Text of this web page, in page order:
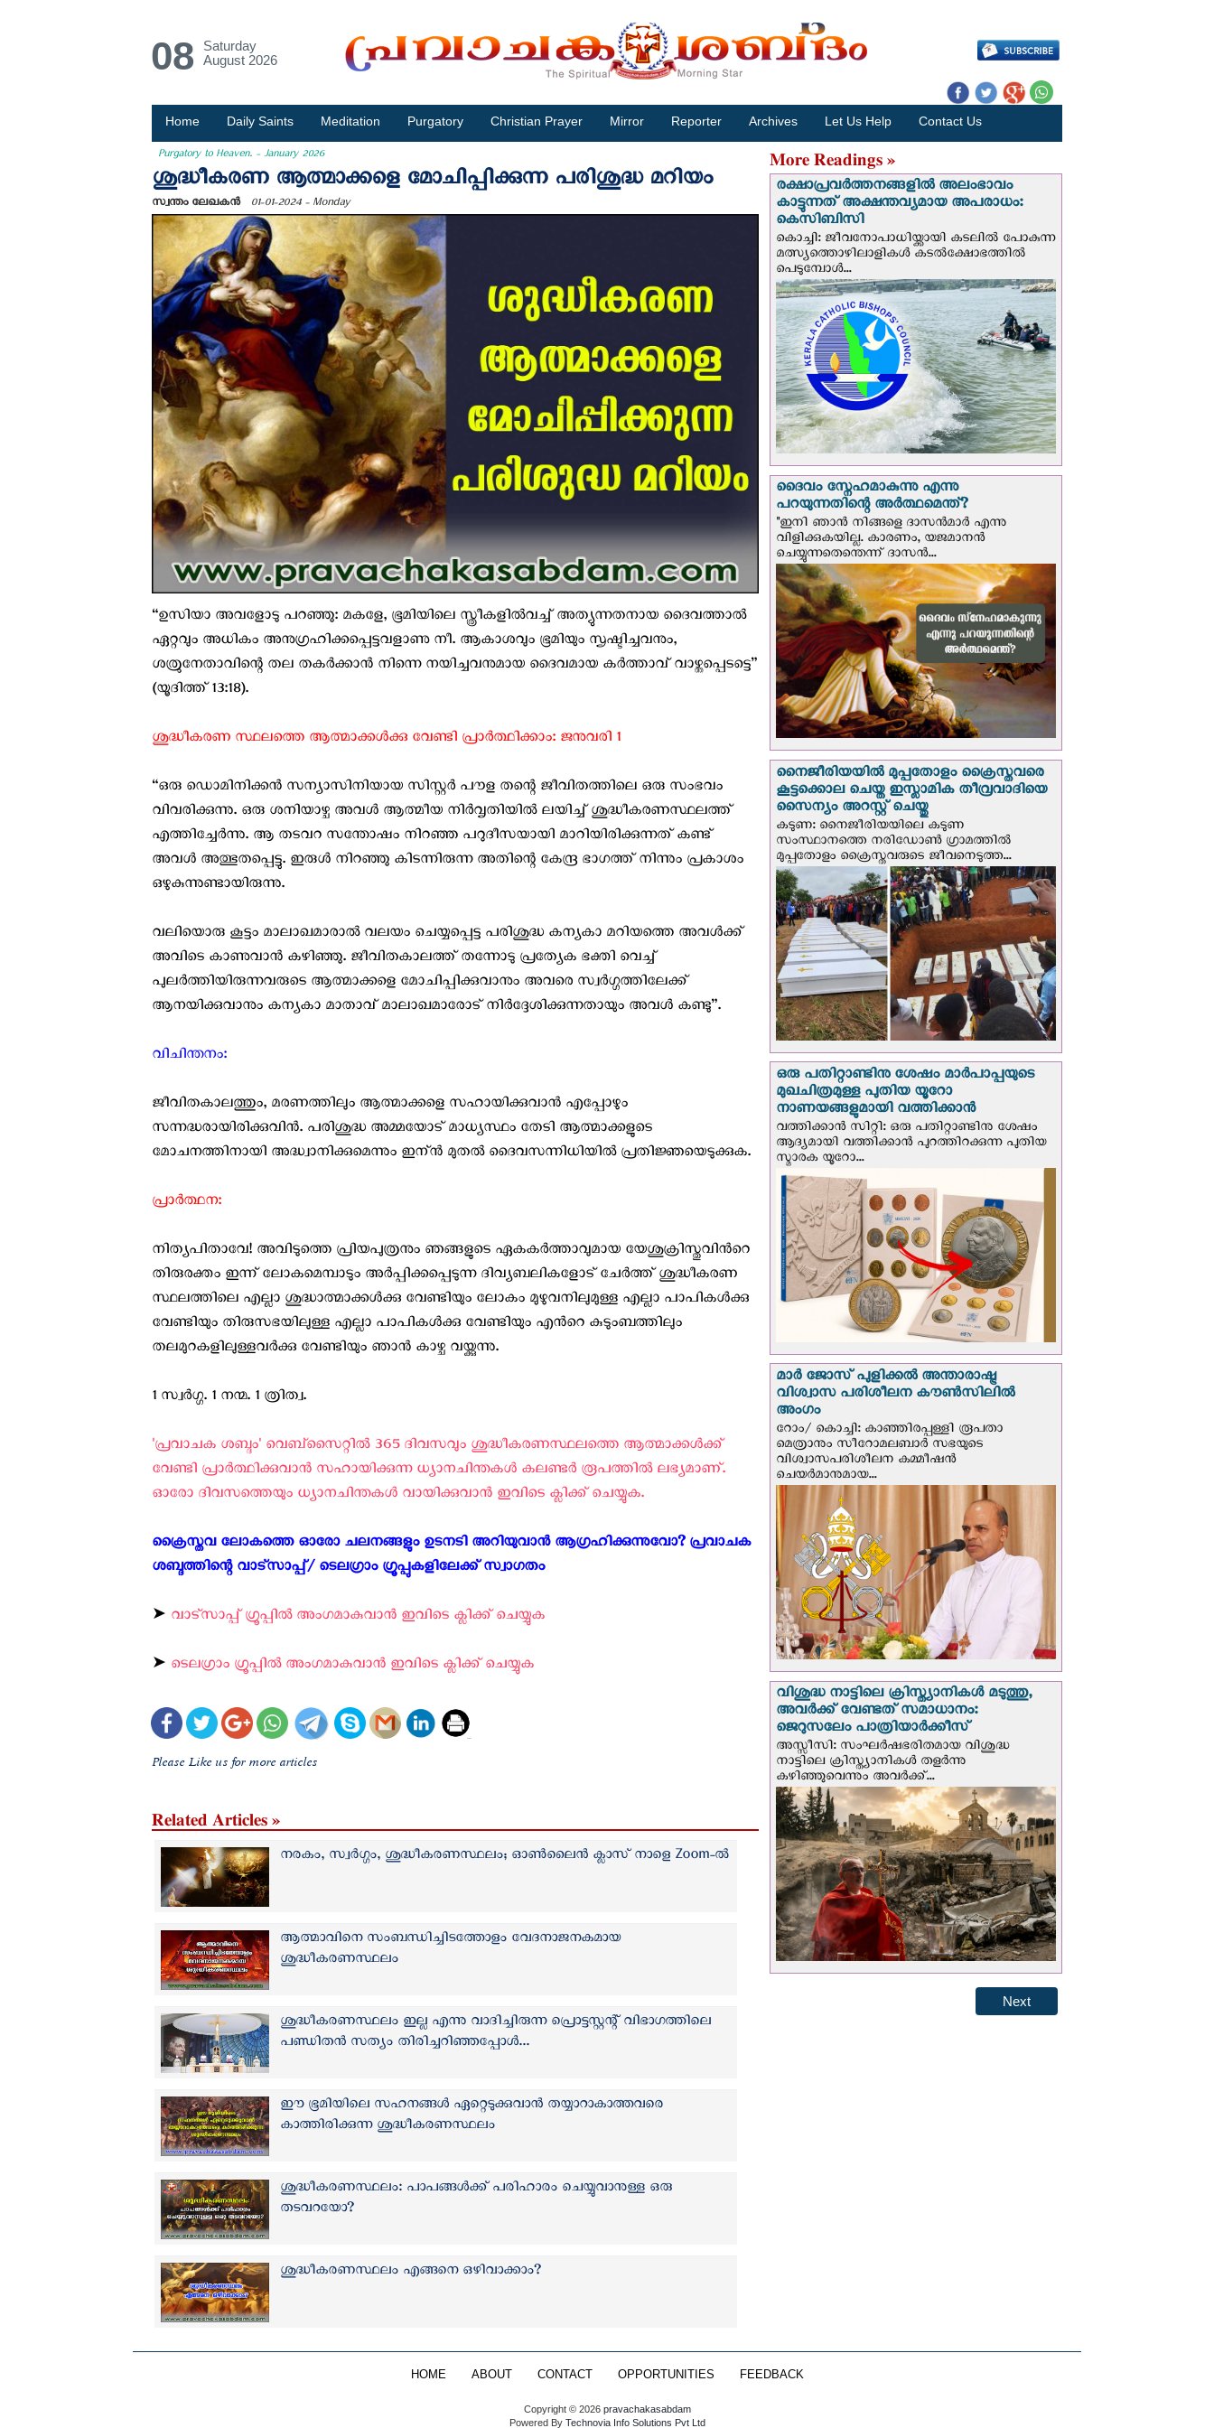
08
Saturday
August 2026
Home Daily Saints Meditation Purgatory Christian Prayer Mirror Reporter Archives Let Us Help Contact Us
Purgatory to Heaven. - January 2026
ശുദ്ധീകരണ ആത്മാക്കളെ മോചിപ്പിക്കുന്ന പരിശുദ്ധ മറിയം
സ്വന്തം ലേഖകന്‍ 01-01-2024 - Monday
“ഉസിയാ അവളോടു പറഞ്ഞു: മകളേ, ഭൂമിയിലെ സ്ത്രീകളില്‍വച്ച് അത്യുന്നതനായ ദൈവത്താല്‍
ഏറ്റവും അധികം അനുഗ്രഹിക്കപ്പെട്ടവളാണു നീ. ആകാശവും ഭൂമിയും സൃഷ്ടിച്ചവനും,
ശത്രുനേതാവിന്റെ തല തകര്‍ക്കാന്‍ നിന്നെ നയിച്ചവനുമായ ദൈവമായ കര്‍ത്താവ് വാഴ്ത്തപ്പെടട്ടെ”
(യൂദിത്ത് 13:18).
ശുദ്ധീകരണ സ്ഥലത്തെ ആത്മാക്കൾക്കു വേണ്ടി പ്രാർത്ഥിക്കാം: ജനുവരി 1
“ഒരു ഡൊമിനിക്കന്‍ സന്യാസിനിയായ സിസ്റ്റര്‍ പൗള തന്റെ ജീവിതത്തിലെ ഒരു സംഭവം
വിവരിക്കുന്നു. ഒരു ശനിയാഴ്ച അവള്‍ ആത്മീയ നിര്‍വൃതിയില്‍ ലയിച്ച് ശുദ്ധീകരണസ്ഥലത്ത്‌
എത്തിച്ചേര്‍ന്നു. ആ തടവറ സന്തോഷം നിറഞ്ഞ പറുദീസയായി മാറിയിരിക്കുന്നത് കണ്ട്
അവള്‍ അത്ഭുതപ്പെട്ടു. ഇരുള്‍ നിറഞ്ഞു കിടന്നിരുന്ന അതിന്റെ കേന്ദ്ര ഭാഗത്ത്‌ നിന്നും പ്രകാശം
ഒഴുകുന്നുണ്ടായിരുന്നു.
വലിയൊരു കൂട്ടം മാലാഖമാരാല്‍ വലയം ചെയ്യപ്പെട്ട പരിശുദ്ധ കന്യകാ മറിയത്തെ അവള്‍ക്ക്
അവിടെ കാണുവാന്‍ കഴിഞ്ഞു. ജീവിതകാലത്ത്‌ തന്നോടു പ്രത്യേക ഭക്തി വെച്ച്
പുലര്‍ത്തിയിരുന്നവരുടെ ആത്മാക്കളെ മോചിപ്പിക്കുവാനും അവരെ സ്വര്‍ഗ്ഗത്തിലേക്ക്‌
ആനയിക്കുവാനും കന്യകാ മാതാവ്‌ മാലാഖമാരോട് നിര്‍ദ്ദേശിക്കുന്നതായും അവള്‍ കണ്ടു”.
വിചിന്തനം:
ജീവിതകാലത്തും, മരണത്തിലും ആത്മാക്കളെ സഹായിക്കുവാന്‍ എപ്പോഴും
സന്നദ്ധരായിരിക്കുവിന്‍. പരിശുദ്ധ അമ്മയോട് മാധ്യസ്ഥം തേടി ആത്മാക്കളുടെ
മോചനത്തിനായി അദ്ധ്വാനിക്കുമെന്നും ഇന്ന്‍ മുതല്‍ ദൈവസന്നിധിയില്‍ പ്രതിജ്ഞയെടുക്കുക.
പ്രാര്‍ത്ഥന:
നിത്യപിതാവേ! അവിടുത്തെ പ്രിയപുത്രനും ഞങ്ങളുടെ ഏകകര്‍ത്താവുമായ യേശുക്രിസ്തുവിന്‍റെ
തിരുരക്തം ഇന്ന് ലോകമെമ്പാടും അര്‍പ്പിക്കപ്പെടുന്ന ദിവ്യബലികളോട് ചേര്‍ത്ത് ശുദ്ധീകരണ
സ്ഥലത്തിലെ എല്ലാ ശുദ്ധാത്മാക്കള്‍ക്കു വേണ്ടിയും ലോകം മുഴുവനിലുമുള്ള എല്ലാ പാപികള്‍ക്കു
വേണ്ടിയും തിരുസഭയിലുള്ള എല്ലാ പാപികള്‍ക്കു വേണ്ടിയും എന്‍റെ കുടുംബത്തിലും
തലമുറകളിലുള്ളവര്‍ക്കു വേണ്ടിയും ഞാന്‍ കാഴ്ച വയ്ക്കുന്നു.
1 സ്വര്‍ഗ്ഗ. 1 നന്മ. 1 ത്രിത്വ.
'പ്രവാചക ശബ്ദം' വെബ്സൈറ്റില്‍ 365 ദിവസവും ശുദ്ധീകരണസ്ഥലത്തെ ആത്മാക്കള്‍ക്ക്
വേണ്ടി പ്രാര്‍ത്ഥിക്കുവാന്‍ സഹായിക്കുന്ന ധ്യാനചിന്തകള്‍ കലണ്ടര്‍ രൂപത്തില്‍ ലഭ്യമാണ്.
ഓരോ ദിവസത്തെയും ധ്യാനചിന്തകള്‍ വായിക്കുവാന്‍ ഇവിടെ ക്ലിക്ക് ചെയ്യുക.
ക്രൈസ്തവ ലോകത്തെ ഓരോ ചലനങ്ങളും ഉടനടി അറിയുവാന്‍ ആഗ്രഹിക്കുന്നുവോ? പ്രവാചക
ശബ്ദത്തിന്റെ വാട്സാപ്പ്/ ടെലഗ്രാം ഗ്രൂപ്പുകളിലേക്ക് സ്വാഗതം ‍
➤ വാട്സാപ്പ് ഗ്രൂപ്പിൽ അംഗമാകുവാൻ ഇവിടെ ക്ലിക്ക് ചെയ്യുക
➤ ടെലഗ്രാം ഗ്രൂപ്പിൽ അംഗമാകുവാൻ ഇവിടെ ക്ലിക്ക് ചെയ്യുക
Please Like us for more articles
Related Articles »
നരകം, സ്വര്‍ഗ്ഗം, ശുദ്ധീകരണസ്ഥലം; ഓണ്‍ലൈന്‍ ക്ലാസ് നാളെ Zoom-ല്‍
ആത്മാവിനെ സംബന്ധിച്ചിടത്തോളം വേദനാജനകമായ
ശുദ്ധീകരണസ്ഥലം
ശുദ്ധീകരണസ്ഥലം ഇല്ല എന്നു വാദിച്ചിരുന്ന പ്രൊട്ടസ്റ്റന്റ് വിഭാഗത്തിലെ
പണ്ഡിതൻ സത്യം തിരിച്ചറിഞ്ഞപ്പോൾ...
ഈ ഭൂമിയിലെ സഹനങ്ങള്‍ ഏറ്റെടുക്കുവാൻ തയ്യാറാകാത്തവരെ
കാത്തിരിക്കുന്ന ശുദ്ധീകരണസ്ഥലം
ശുദ്ധീകരണസ്ഥലം: പാപങ്ങള്‍ക്ക് പരിഹാരം ചെയ്യുവാനുള്ള ഒരു
തടവറയോ?
ശുദ്ധീകരണസ്ഥലം എങ്ങനെ ഒഴിവാക്കാം?
More Readings »
രക്ഷാപ്രവര്‍ത്തനങ്ങളില്‍ അലംഭാവം
കാട്ടുന്നത് അക്ഷന്തവ്യമായ അപരാധം:
കെസിബിസി
കൊച്ചി: ജീവനോപാധിയ്ക്കായി കടലില്‍ പോകുന്ന
മത്സ്യത്തൊഴിലാളികള്‍ കടല്‍ക്ഷോഭത്തില്‍
പെടുമ്പോള്‍...
ദൈവം സ്നേഹമാകുന്നു എന്നു
പറയുന്നതിന്റെ അർത്ഥമെന്ത്?
"ഇനി ഞാന്‍ നിങ്ങളെ ദാസന്‍മാര്‍ എന്നു
വിളിക്കുകയില്ല. കാരണം, യജമാനന്‍
ചെയ്യുന്നതെന്തെന്ന് ദാസന്‍...
നൈജീരിയയില്‍ മുപ്പതോളം ക്രൈസ്തവരെ
കൂട്ടക്കൊല ചെയ്ത ഇസ്ലാമിക തീവ്രവാദിയെ
സൈന്യം അറസ്റ്റ് ചെയ്തു
കടുണ: നൈജീരിയയിലെ കടുണ
സംസ്ഥാനത്തെ നരിഡോൺ ഗ്രാമത്തിൽ
മുപ്പതോളം ക്രൈസ്തവരുടെ ജീവനെടുത്ത...
ഒരു പതിറ്റാണ്ടിനു ശേഷം മാർപാപ്പയുടെ
മുഖചിത്രമുള്ള പുതിയ യൂറോ
നാണയങ്ങളുമായി വത്തിക്കാന്‍
വത്തിക്കാന്‍ സിറ്റി: ഒരു പതിറ്റാണ്ടിനു ശേഷം
ആദ്യമായി വത്തിക്കാൻ പുറത്തിറക്കുന്ന പുതിയ
സ്മാരക യൂറോ...
മാർ ജോസ് പുളിക്കൽ അന്താരാഷ്ട്ര
വിശ്വാസ പരിശീലന കൗൺസിലിൽ
അംഗം
റോം/ കൊച്ചി: കാഞ്ഞിരപ്പള്ളി രൂപതാ
മെത്രാനും സീറോമലബാർ സഭയുടെ
വിശ്വാസപരിശീലന കമ്മീഷൻ
ചെയർമാനുമായ...
വിശുദ്ധ നാട്ടിലെ ക്രിസ്ത്യാനികൾ മടുത്തു,
അവർക്ക് വേണ്ടത് സമാധാനം:
ജെറുസലേം പാത്രിയാര്‍ക്കീസ്
അസ്സീസി: സംഘര്‍ഷഭരിതമായ വിശുദ്ധ
നാട്ടിലെ ക്രിസ്ത്യാനികൾ തളര്‍ന്നു
കഴിഞ്ഞുവെന്നും അവർക്ക്...
Next
HOME ABOUT CONTACT OPPORTUNITIES FEEDBACK
Copyright © 2026 pravachakasabdam
Powered ByTechnovia Info Solutions Pvt Ltd